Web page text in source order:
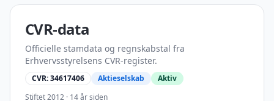
CVR-data
Officielle stamdata og regnskabstal fra
Erhvervsstyrelsens CVR-register.
CVR:34617406 Aktieselskab
Aktiv
Stiftet2012 · 14 år siden